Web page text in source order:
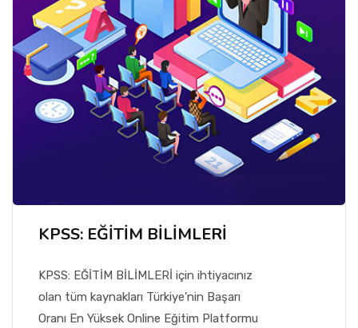
KPSS: EĞİTİM BİLİMLERİ
KPSS: EĞİTİM BİLİMLERİ için ihtiyacınız
olan tüm kaynakları Türkiye’nin Başarı
Oranı En Yüksek Online Eğitim Platformu